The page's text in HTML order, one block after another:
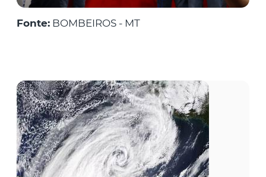
Fonte: BOMBEIROS - MT